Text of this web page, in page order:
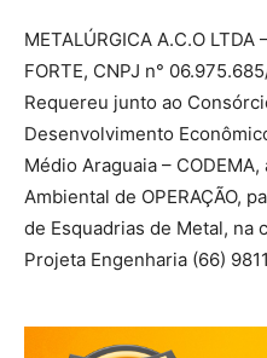
METALÚRGICA A.C.O LTDA
FORTE, CNPJ n°
Requereu junto ao
Desenvolvimento
Médio Araguaia – CODEMA,
Ambiental de OPERAÇÃO,
de Esquadrias de Metal, na
Projeta Engenharia (66)